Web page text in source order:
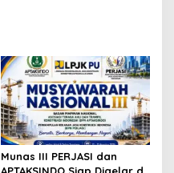
Munas III PERJASI dan